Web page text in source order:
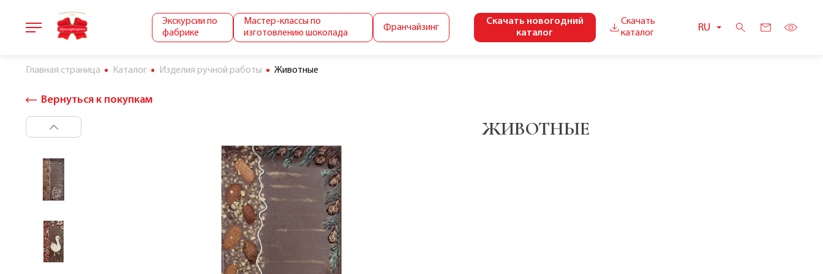
Экскурсии по
фабрике
Мастер-классы по
изготовлению шоколада
Франчайзинг
Скачать новогодний
каталог
Скачать
каталог
RU
Главная страница Каталог Изделия ручной работы Животные
Вернуться к покупкам
ЖИВОТНЫЕ